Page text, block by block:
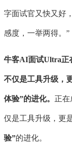
字面试官又快又好
感度，一举两得。”
牛客AI面试Ultra正
不仅是工具升级，
体验”的进化。 正在
仅是工具升级，更
验”的进化。